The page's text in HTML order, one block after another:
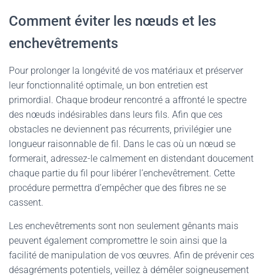
Comment éviter les nœuds et les
enchevêtrements
Pour prolonger la longévité de vos matériaux et préserver
leur fonctionnalité optimale, un bon entretien est
primordial. Chaque brodeur rencontré a affronté le spectre
des nœuds indésirables dans leurs fils. Afin que ces
obstacles ne deviennent pas récurrents, privilégier une
longueur raisonnable de fil. Dans le cas où un nœud se
formerait, adressez-le calmement en distendant doucement
chaque partie du fil pour libérer l’enchevêtrement. Cette
procédure permettra d’empêcher que des fibres ne se
cassent.
Les enchevêtrements sont non seulement gênants mais
peuvent également compromettre le soin ainsi que la
facilité de manipulation de vos œuvres. Afin de prévenir ces
désagréments potentiels, veillez à démêler soigneusement